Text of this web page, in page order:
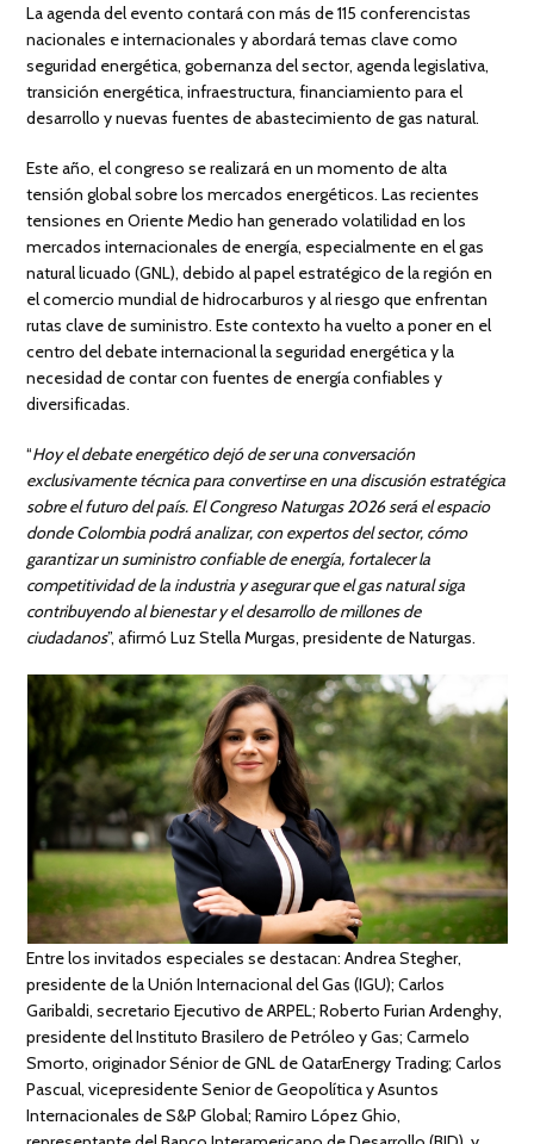
La agenda del evento contará con más de 115 conferencistas
nacionales e internacionales y abordará temas clave como
seguridad energética, gobernanza del sector, agenda legislativa,
transición energética, infraestructura, financiamiento para el
desarrollo y nuevas fuentes de abastecimiento de gas natural.
Este año, el congreso se realizará en un momento de alta
tensión global sobre los mercados energéticos. Las recientes
tensiones en Oriente Medio han generado volatilidad en los
mercados internacionales de energía, especialmente en el gas
natural licuado (GNL), debido al papel estratégico de la región en
el comercio mundial de hidrocarburos y al riesgo que enfrentan
rutas clave de suministro. Este contexto ha vuelto a poner en el
centro del debate internacional la seguridad energética y la
necesidad de contar con fuentes de energía confiables y
diversificadas.
“Hoy el debate energético dejó de ser una conversación
exclusivamente técnica para convertirse en una discusión estratégica
sobre el futuro del país. El Congreso Naturgas 2026 será el espacio
donde Colombia podrá analizar, con expertos del sector, cómo
garantizar un suministro confiable de energía, fortalecer la
competitividad de la industria y asegurar que el gas natural siga
contribuyendo al bienestar y el desarrollo de millones de
ciudadanos”, afirmó Luz Stella Murgas, presidente de Naturgas.
Entre los invitados especiales se destacan: Andrea Stegher,
presidente de la Unión Internacional del Gas (IGU); Carlos
Garibaldi, secretario Ejecutivo de ARPEL; Roberto Furian Ardenghy,
presidente del Instituto Brasilero de Petróleo y Gas; Carmelo
Smorto, originador Sénior de GNL de QatarEnergy Trading; Carlos
Pascual, vicepresidente Senior de Geopolítica y Asuntos
Internacionales de S&P Global; Ramiro López Ghio,